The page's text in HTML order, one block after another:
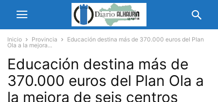
Inicio Provincia
Educación destina más de 370.000 euros del Plan
Ola a la mejora...
Educación destina más de
370.000 euros del Plan Ola a
la mejora de seis centros